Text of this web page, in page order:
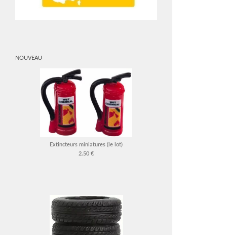
NOUVEAU
Extincteurs miniatures (le lot)
2.50 €